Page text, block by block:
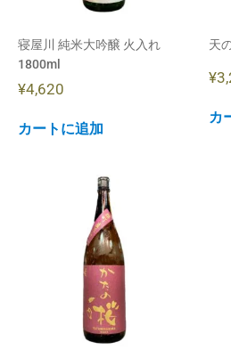
寝屋川 純米大吟醸 火入れ
1800ml
¥4,620
カートに追加
天
¥
カ